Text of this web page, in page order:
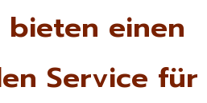
einen
Service für